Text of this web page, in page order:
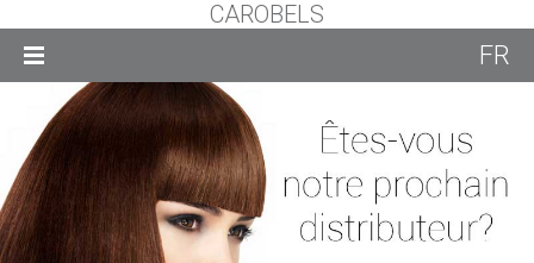
CAROBELS
FR